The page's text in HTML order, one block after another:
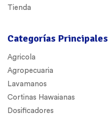
Tienda
Categorías Principales
Agricola
Agropecuaria
Lavamanos
Cortinas Hawaianas
Dosificadores